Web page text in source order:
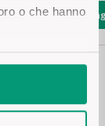
o che hanno